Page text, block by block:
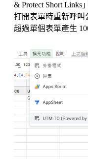
& Protect Short
打開表單時重新呼叫
超過單個表單產生